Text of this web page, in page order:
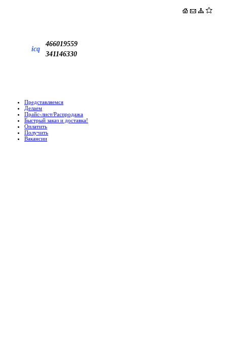
icq
466019559
341146330
Представляемся
Делаем
Прайс-лист/Распродажа
Быстрый заказ и доставка!
Оплатить
Получить
Вакансии